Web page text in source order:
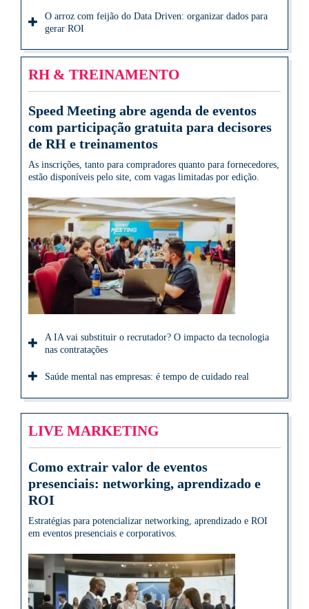
O arroz com feijão do Data Driven: organizar dados para
gerar ROI
RH & TREINAMENTO
Speed Meeting abre agenda de eventos
com participação gratuita para decisores
de RH e treinamentos
As inscrições, tanto para compradores quanto para fornecedores,
estão disponíveis pelo site, com vagas limitadas por edição.
A IA vai substituir o recrutador? O impacto da tecnologia
nas contratações
Saúde mental nas empresas: é tempo de cuidado real
LIVE MARKETING
Como extrair valor de eventos
presenciais: networking, aprendizado e
ROI
Estratégias para potencializar networking, aprendizado e ROI
em eventos presenciais e corporativos.